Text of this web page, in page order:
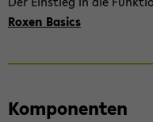
Roxen Ba­sics
Kom­po­nen­ten